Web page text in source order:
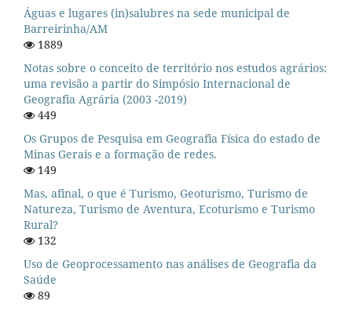
Águas e lugares (in)salubres na sede municipal de
Barreirinha/AM
1889
Notas sobre o conceito de território nos estudos agrários:
uma revisão a partir do Simpósio Internacional de
Geografia Agrária (2003 -2019)
449
Os Grupos de Pesquisa em Geografia Física do estado de
Minas Gerais e a formação de redes.
149
Mas, afinal, o que é Turismo, Geoturismo, Turismo de
Natureza, Turismo de Aventura, Ecoturismo e Turismo
Rural?
132
Uso de Geoprocessamento nas análises de Geografia da
Saúde
89